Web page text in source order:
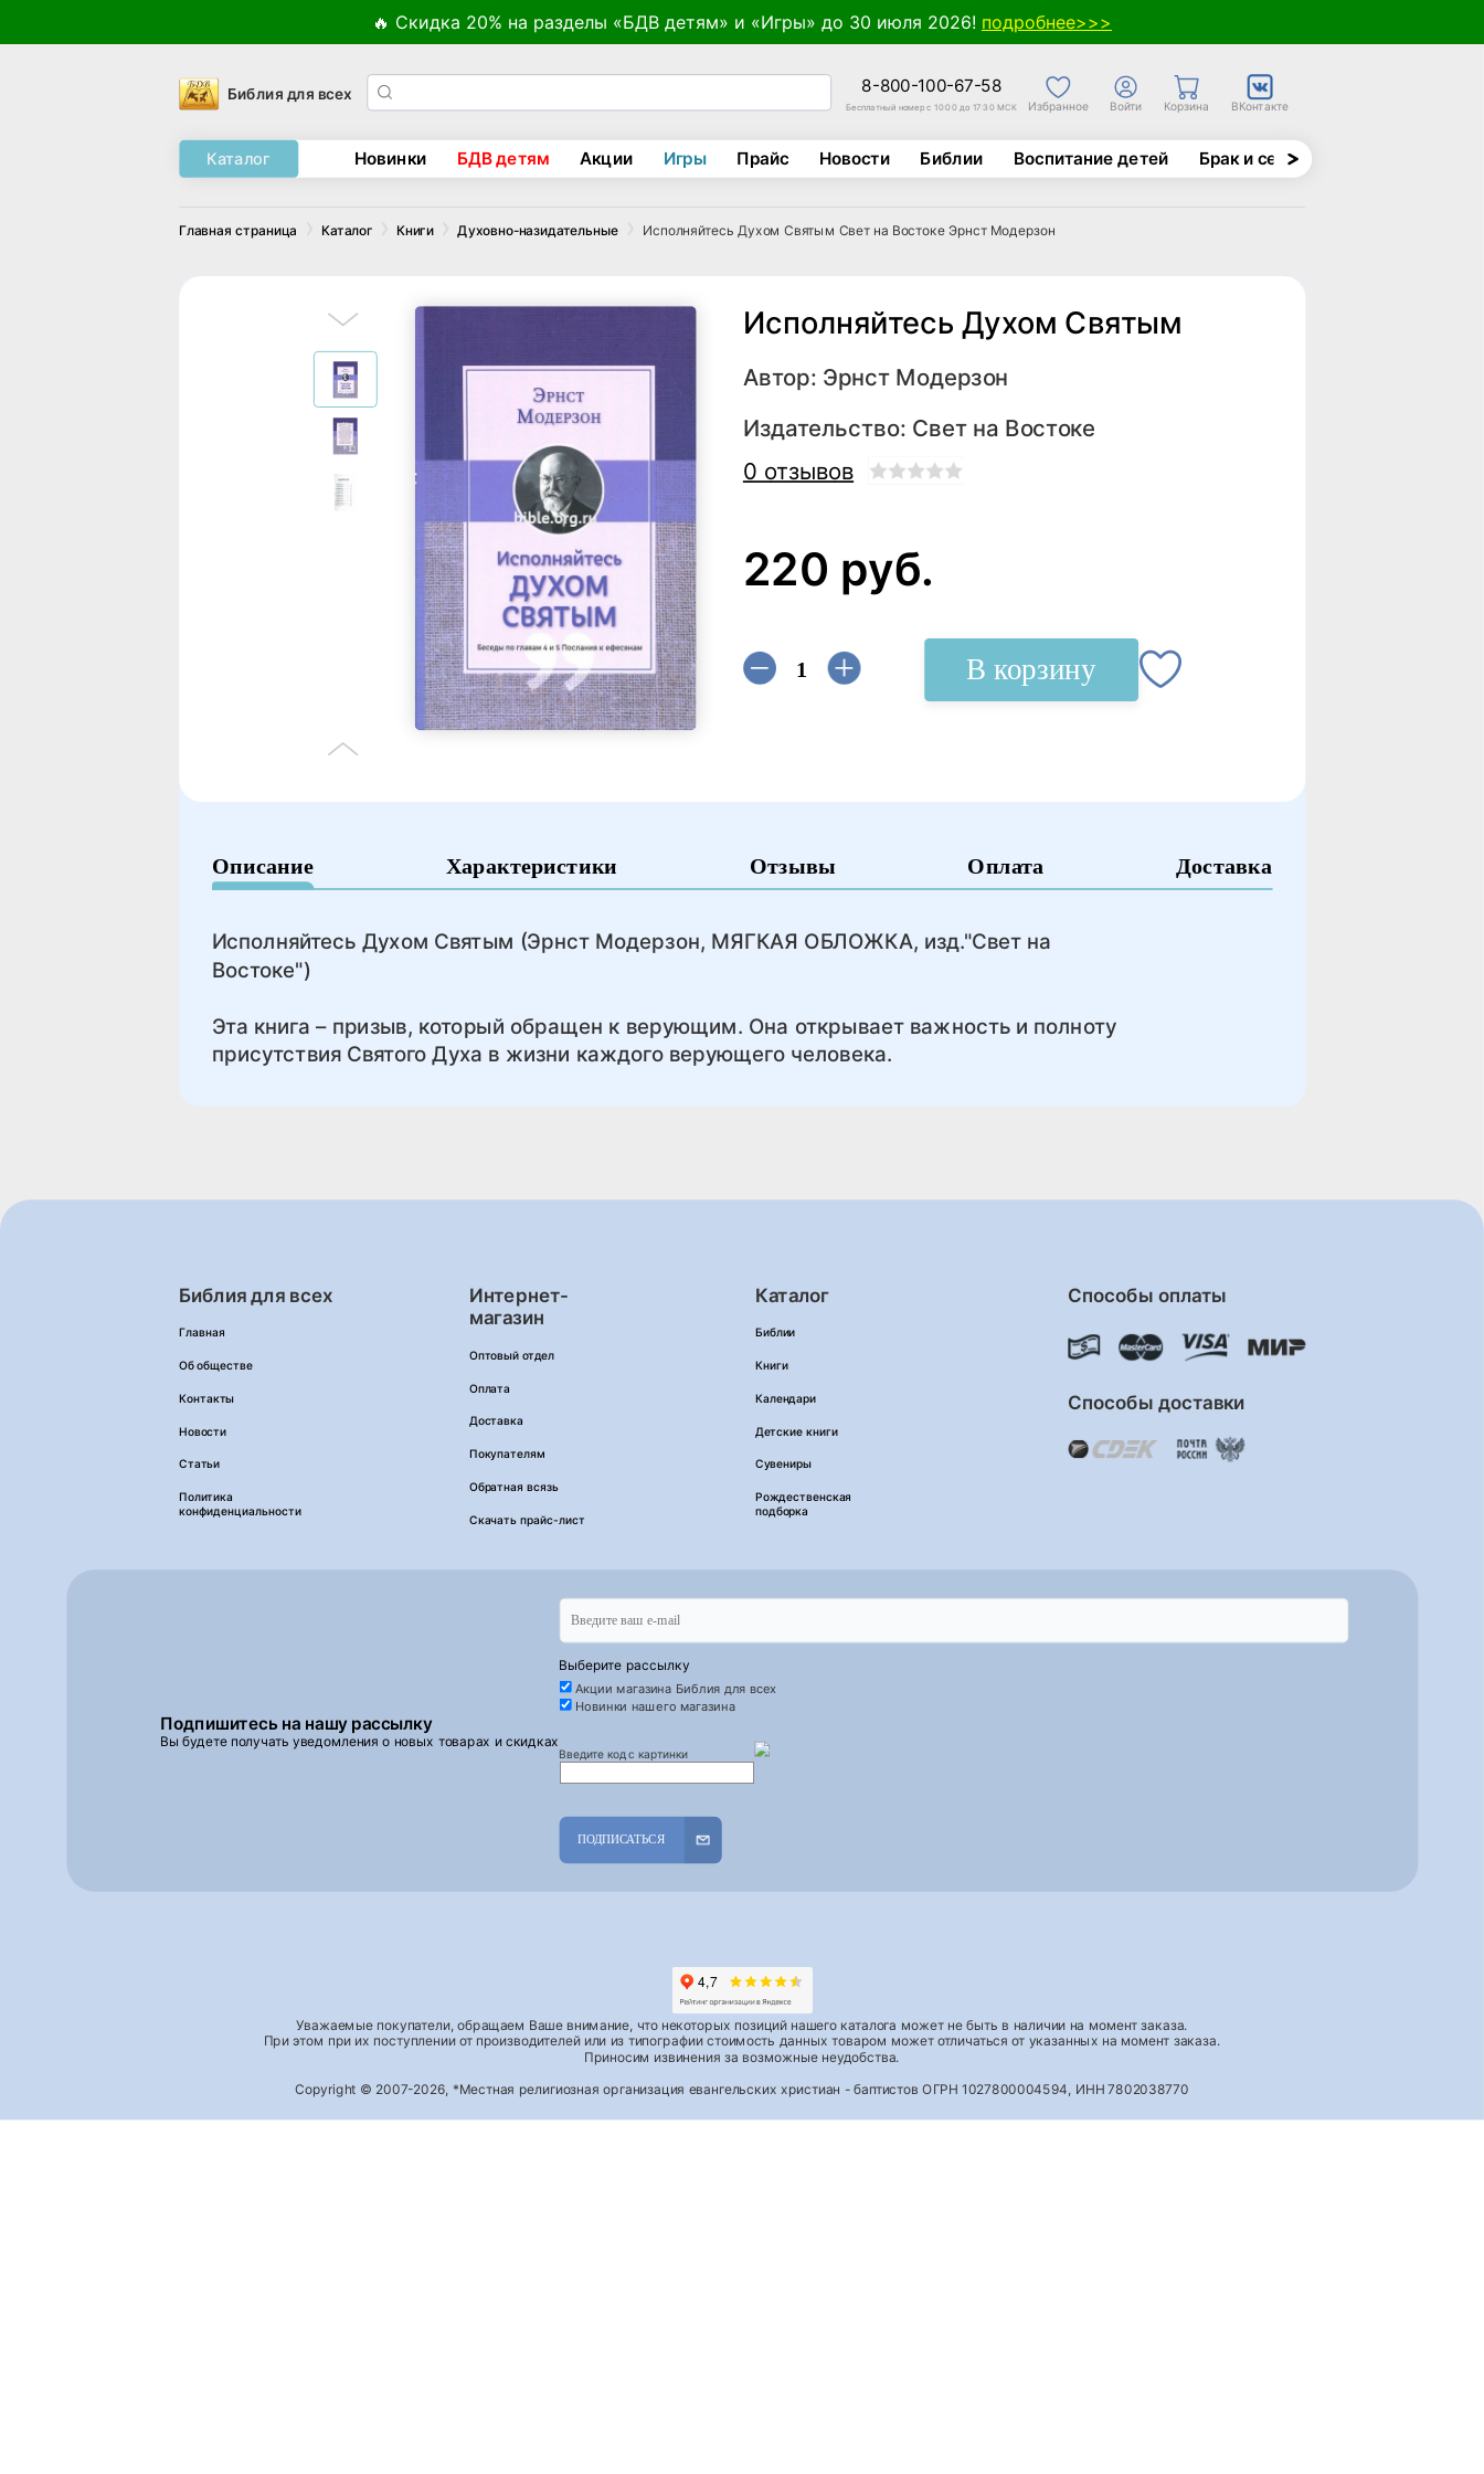
🔥 Скидка 20% на разделы «БДВ детям» и «Игры» до 30 июля 2026! подробнее>>>
Библия для всех 8-800-100-67-58
Бесплатный номер с 10:00 до 17:30 МСК Избранное Войти Корзина ВКонтакте
Каталог Новинки БДВ детям Акции Игры Прайс Новости Библии Воспитание детей Брак и семья
Главная страница Каталог Книги Духовно-назидательные Исполняйтесь Духом Святым Свет на Востоке Эрнст Модерзон
Исполняйтесь Духом Святым
Автор: Эрнст Модерзон
Издательство: Свет на Востоке
0 отзывов
220 руб.
В корзину
Описание Характеристики Отзывы Оплата Доставка
Исполняйтесь Духом Святым (Эрнст Модерзон, МЯГКАЯ ОБЛОЖКА, изд."Свет на
Востоке")
Эта книга – призыв, который обращен к верующим. Она открывает важность и полноту
присутствия Святого Духа в жизни каждого верующего человека.
Библия для всех
Главная
Об обществе
Контакты
Новости
Статьи
Политика
конфиденциальности
Интернет-
магазин
Оптовый отдел
Оплата
Доставка
Покупателям
Обратная всязь
Скачать прайс-лист
Каталог
Библии
Книги
Календари
Детские книги
Сувениры
Рождественская
подборка
Способы оплаты
Способы доставки
Подпишитесь на нашу рассылку
Вы будете получать уведомления о новых товарах и скидках
Выберите рассылку
Акции магазина Библия для всех
Новинки нашего магазина
Введите код с картинки
ПОДПИСАТЬСЯ
Уважаемые покупатели, обращаем Ваше внимание, что некоторых позиций нашего каталога может не быть в наличии на момент заказа.
При этом при их поступлении от производителей или из типографии стоимость данных товаром может отличаться от указанных на момент заказа.
Приносим извинения за возможные неудобства.
Copyright © 2007-2026, *Местная религиозная организация евангельских христиан - баптистов ОГРН 1027800004594, ИНН 7802038770